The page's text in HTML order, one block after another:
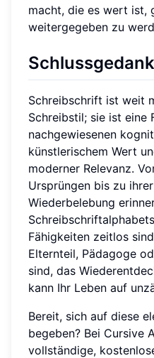
macht, die es wert ist,
weitergegeben zu
Schreibschrift ist weit
Schreibstil; sie ist eine
nachgewiesenen
künstlerischem Wert
moderner Relevanz.
Ursprüngen bis zu
Wiederbelebung
Fähigkeiten zeitlos
Elternteil, Pädagoge
sind, das
kann Ihr Leben auf
Bereit, sich auf diese
begeben? Bei Cursive
vollständige,